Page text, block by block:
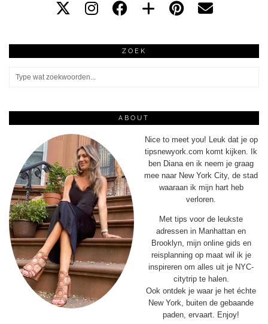
ZOEK
ABOUT
Nice to meet you! Leuk dat je op
tipsnewyork.com komt kijken. Ik
ben Diana en ik neem je graag
mee naar New York City, de stad
waaraan ik mijn hart heb
verloren.
Met tips voor de leukste
adressen in Manhattan en
Brooklyn, mijn online gids en
reisplanning op maat wil ik je
inspireren om alles uit je NYC-
citytrip te halen.
Ook ontdek je waar je het échte
New York, buiten de gebaande
paden, ervaart. Enjoy!